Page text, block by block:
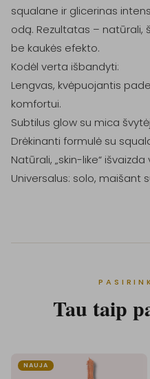
squalane ir glicerinas
odą. Rezultatas – natūrali,
be kaukės efekto.
Kodėl verta išbandyti:
Lengvas, kvėpuojantis
komfortui.
Subtilus glow su mica
Drėkinanti formulė su
Natūrali, „skin-like“
Tau taip
NAUJA